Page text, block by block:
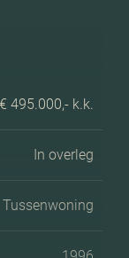
€ 495.000,- k.k.
In overleg
Tussenwoning